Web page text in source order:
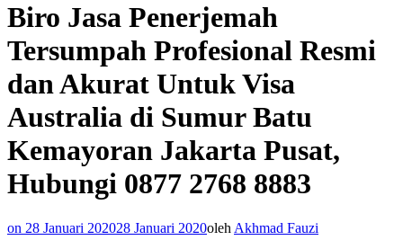
Biro Jasa Penerjemah
Tersumpah Profesional Resmi
dan Akurat Untuk Visa
Australia di Sumur Batu
Kemayoran Jakarta Pusat,
Hubungi 0877 2768 8883
on 28 Januari 202028 Januari 2020oleh Akhmad Fauzi